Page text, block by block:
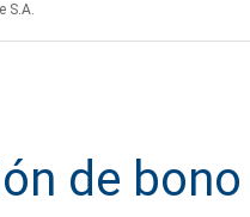
S.A.
de bono